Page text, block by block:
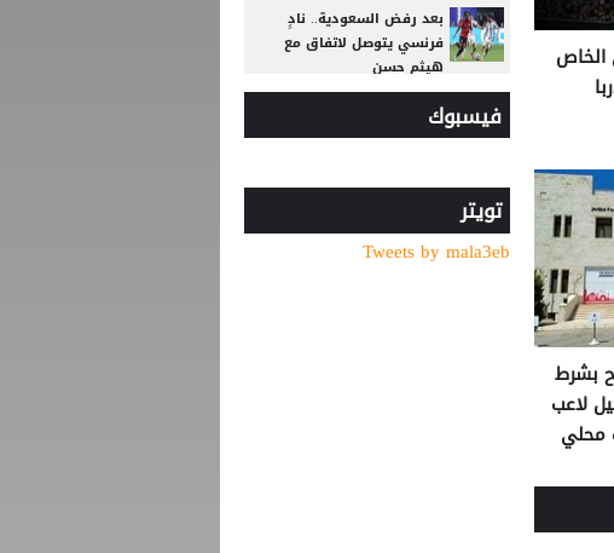
الخاص
بشرط
لاعب
محلي
بعد رفض السعودية.. نادٍ
فرنسي يتوصل لاتفاق مع
هيثم حسن
6 أسئلة محورية تنتظر بادو
الزاكي مع منتخب الأردنفيسبوك
تويتر
Tweets by mala3eb